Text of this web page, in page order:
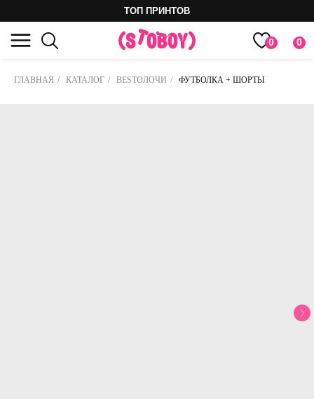
0
0
ТОП ПРИНТОВ
ГЛАВНАЯ / КАТАЛОГ / ВESTOЛОЧИ / ФУТБОЛКА + ШОРТЫ